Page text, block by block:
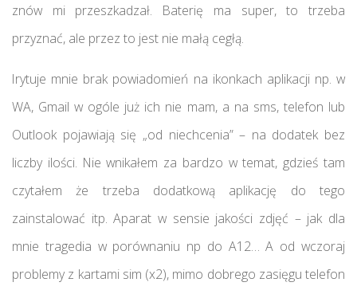
znów mi przeszkadzał. Baterię ma super, to trzeba
przyznać, ale przez to jest nie małą cegłą.
Irytuje mnie brak powiadomień na ikonkach aplikacji np. w
WA, Gmail w ogóle już ich nie mam, a na sms, telefon lub
Outlook pojawiają się „od niechcenia” – na dodatek bez
liczby ilości. Nie wnikałem za bardzo w temat, gdzieś tam
czytałem że trzeba dodatkową aplikację do tego
zainstalować itp. Aparat w sensie jakości zdjęć – jak dla
mnie tragedia w porównaniu np do A12… A od wczoraj
problemy z kartami sim (x2), mimo dobrego zasięgu telefon